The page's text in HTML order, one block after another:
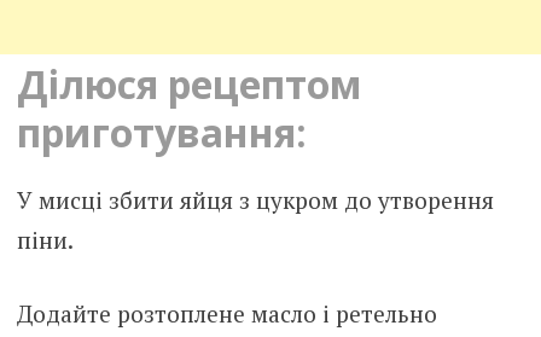
Ділюся рецептом
приготування:
У мисці збити яйця з цукром до утворення
піни.
Додайте розтоплене масло і ретельно